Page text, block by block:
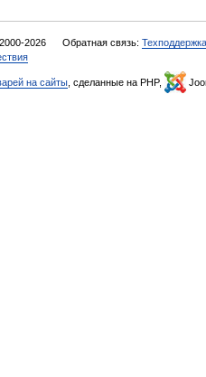
2026 Обратная связь: Техподдержка
на сайты , сделанные на PHP,